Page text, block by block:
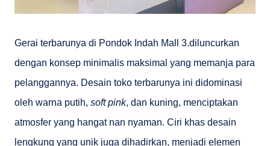
Gerai terbarunya di Pondok Indah Mall 3.diluncurkan
dengan konsep minimalis maksimal yang memanja para
pelanggannya. Desain toko terbarunya ini didominasi
oleh warna putih, soft pink, dan kuning, menciptakan
atmosfer yang hangat nan nyaman. Ciri khas desain
lengkung yang unik juga dihadirkan, menjadi elemen